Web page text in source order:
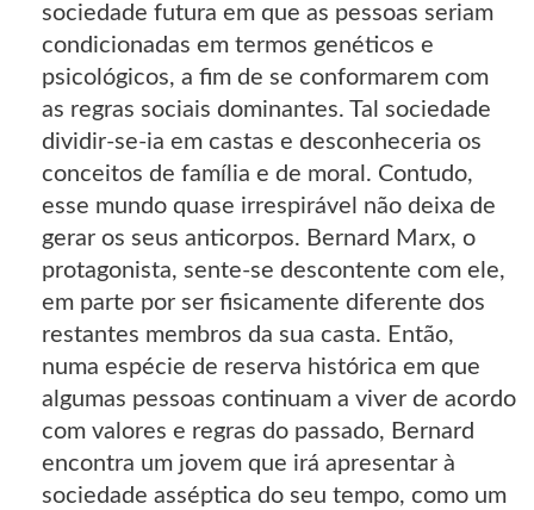
sociedade futura em que as pessoas seriam
condicionadas em termos genéticos e
psicológicos, a fim de se conformarem com
as regras sociais dominantes. Tal sociedade
dividir-se-ia em castas e desconheceria os
conceitos de família e de moral. Contudo,
esse mundo quase irrespirável não deixa de
gerar os seus anticorpos. Bernard Marx, o
protagonista, sente-se descontente com ele,
em parte por ser fisicamente diferente dos
restantes membros da sua casta. Então,
numa espécie de reserva histórica em que
algumas pessoas continuam a viver de acordo
com valores e regras do passado, Bernard
encontra um jovem que irá apresentar à
sociedade asséptica do seu tempo, como um